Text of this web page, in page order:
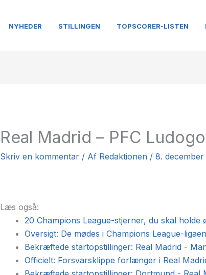
NYHEDER STILLINGEN TOPSCORER-LISTEN
Real Madrid – PFC
Skriv en kommentar / Af Redaktionen / 8. december
Læs også:
20 Champions League-stjerner, du skal holde
Oversigt: De mødes i Champions League-
Bekræftede startopstillinger: Real Madrid -
Officielt: Forsvarsklippe forlænger i Real